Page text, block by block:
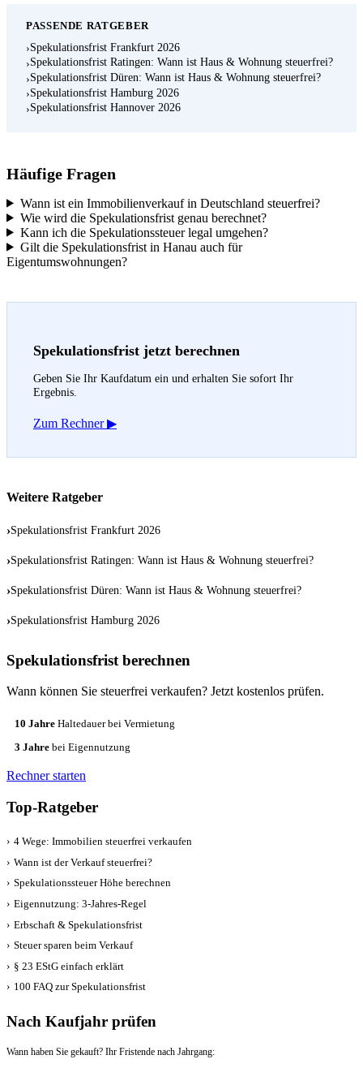
PASSENDE RATGEBER
›Spekulationsfrist Frankfurt 2026
›Spekulationsfrist Ratingen: Wann ist Haus & Wohnung steuerfrei?
›Spekulationsfrist Düren: Wann ist Haus & Wohnung steuerfrei?
›Spekulationsfrist Hamburg 2026
›Spekulationsfrist Hannover 2026
Häufige Fragen
Wann ist ein Immobilienverkauf in Deutschland steuerfrei?
Wie wird die Spekulationsfrist genau berechnet?
Kann ich die Spekulationssteuer legal umgehen?
Gilt die Spekulationsfrist in Hanau auch für
Eigentumswohnungen?
Spekulationsfrist jetzt berechnen
Geben Sie Ihr Kaufdatum ein und erhalten Sie sofort Ihr
Ergebnis.
Zum Rechner ▶
Weitere Ratgeber
›Spekulationsfrist Frankfurt 2026
›Spekulationsfrist Ratingen: Wann ist Haus & Wohnung steuerfrei?
›Spekulationsfrist Düren: Wann ist Haus & Wohnung steuerfrei?
›Spekulationsfrist Hamburg 2026
Spekulationsfrist berechnen
Wann können Sie steuerfrei verkaufen? Jetzt kostenlos prüfen.
10 Jahre Haltedauer bei Vermietung
3 Jahre bei Eigennutzung
Rechner starten
Top-Ratgeber
› 4 Wege: Immobilien steuerfrei verkaufen
› Wann ist der Verkauf steuerfrei?
› Spekulationssteuer Höhe berechnen
› Eigennutzung: 3-Jahres-Regel
› Erbschaft & Spekulationsfrist
› Steuer sparen beim Verkauf
› § 23 EStG einfach erklärt
› 100 FAQ zur Spekulationsfrist
Nach Kaufjahr prüfen
Wann haben Sie gekauft? Ihr Fristende nach Jahrgang: